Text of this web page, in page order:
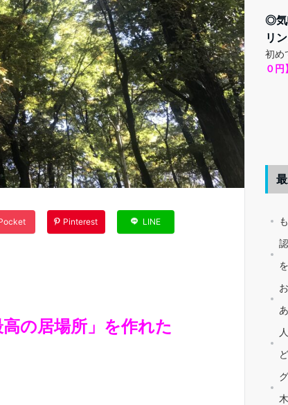
Pinterest LINE
の居場所」を作れた
◎気
リ
初め
０円